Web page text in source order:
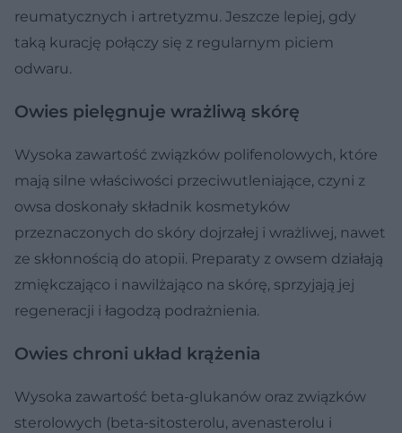
reumatycznych i artretyzmu. Jeszcze lepiej, gdy
taką kurację połączy się z regularnym piciem
odwaru.
Owies pielęgnuje wrażliwą skórę
Wysoka zawartość związków polifenolowych, które
mają silne właściwości przeciwutleniające, czyni z
owsa doskonały składnik kosmetyków
przeznaczonych do skóry dojrzałej i wrażliwej, nawet
ze skłonnością do atopii. Preparaty z owsem działają
zmiękczająco i nawilżająco na skórę, sprzyjają jej
regeneracji i łagodzą podrażnienia.
Owies chroni układ krążenia
Wysoka zawartość beta-glukanów oraz związków
sterolowych (beta-sitosterolu, avenasterolu i